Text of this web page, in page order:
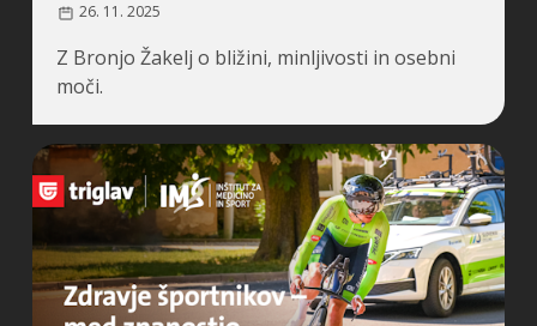
26. 11. 2025
Z Bronjo Žakelj o bližini, minljivosti in osebni
moči.